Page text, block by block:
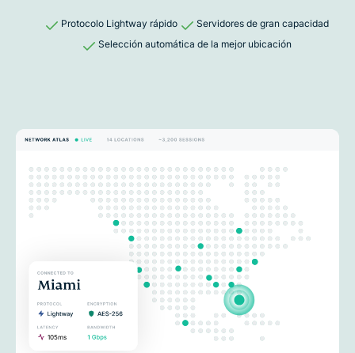
Protocolo Lightway rápido
Servidores de gran capacidad
Selección automática de la mejor ubicación